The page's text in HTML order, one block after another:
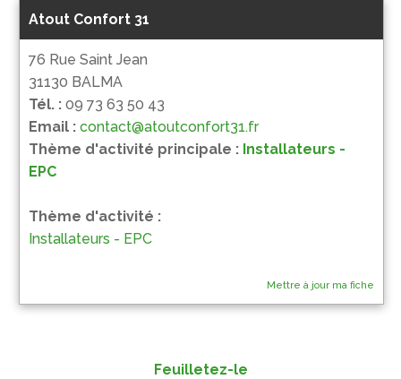
Atout Confort 31
76 Rue Saint Jean
31130 BALMA
Tél. : 09 73 63 50 43
Email : contact@atoutconfort31.fr
Thème d'activité principale : Installateurs -
EPC
Thème d'activité :
Installateurs - EPC
Mettre à jour ma fiche
Feuilletez-le